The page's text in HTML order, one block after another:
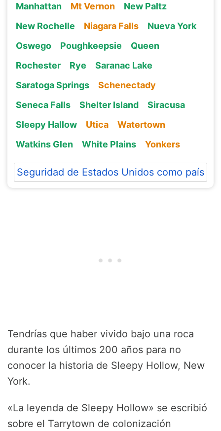
Manhattan
Mt Vernon
New Paltz
New Rochelle
Niagara Falls
Nueva York
Oswego
Poughkeepsie
Queen
Rochester
Rye
Saranac Lake
Saratoga Springs
Schenectady
Seneca Falls
Shelter Island
Siracusa
Sleepy Hallow
Utica
Watertown
Watkins Glen
White Plains Yonkers
Seguridad de Estados Unidos como país
Tendrías que haber vivido bajo una roca
durante los últimos 200 años para no
conocer la historia de Sleepy Hollow, New
York.
«La leyenda de Sleepy Hollow» se escribió
sobre el Tarrytown de colonización